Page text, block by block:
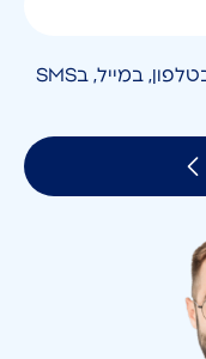
אני מאשר/ת קבלת חומר פרסומי בטלפון, במייל, בSMS